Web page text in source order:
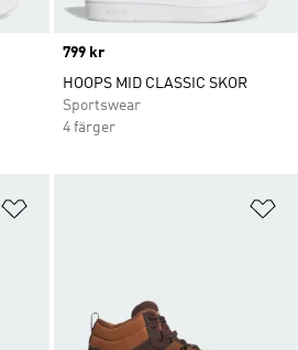
Price
799 kr
HOOPS MID CLASSIC SKOR
Sportswear
4 färger